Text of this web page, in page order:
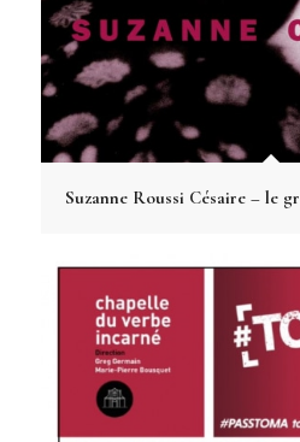
Suzanne Roussi Césaire – le